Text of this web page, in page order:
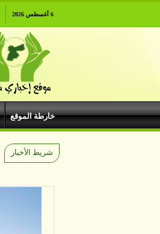
6 أغسطس 2026
خارطة الموقع
شريط الأخبار